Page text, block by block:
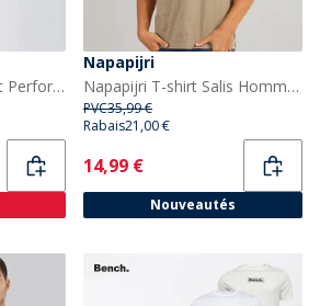
adidas Hauts de Sport Performants Tiro 23 Homme Rouge
Napapijri
Napapijri T-shirt Salis Homme Fallen Rock
PVC35,99 €
Rabais21,00 €
Current
14,99 €
Nouveautés